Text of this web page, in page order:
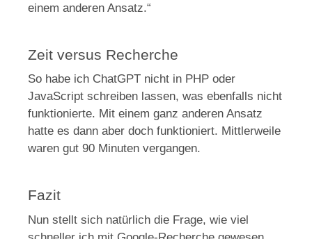
einem anderen Ansatz.“
Zeit versus Recherche
So habe ich ChatGPT nicht in PHP oder
JavaScript schreiben lassen, was ebenfalls nicht
funktionierte. Mit einem ganz anderen Ansatz
hatte es dann aber doch funktioniert. Mittlerweile
waren gut 90 Minuten vergangen.
Fazit
Nun stellt sich natürlich die Frage, wie viel